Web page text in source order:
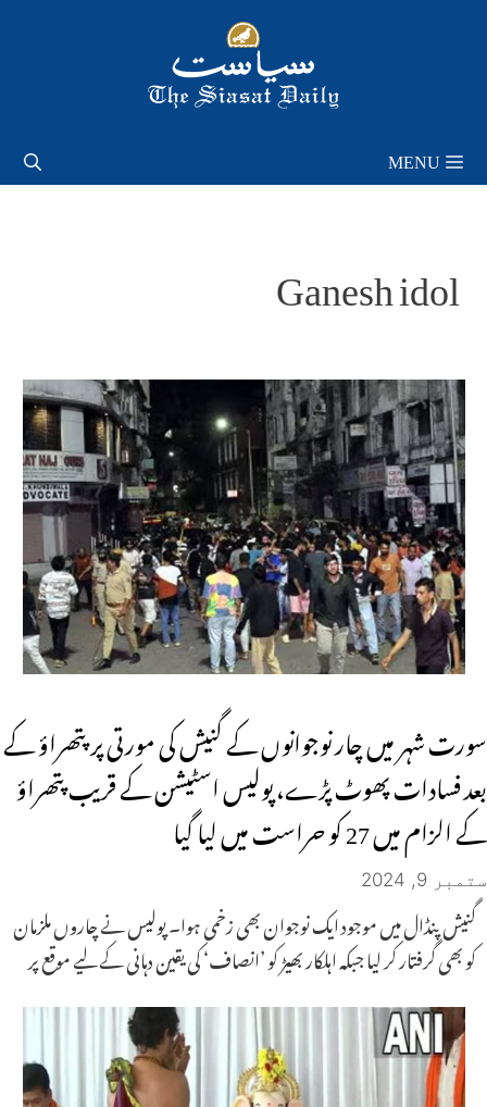
MENU
Ganesh idol
سورت شہر میں چار نوجوانوں کے گنیش کی مورتی پر پتھراؤ کے
بعد فسادات پھوٹ پڑے، پولیس اسٹیشن کے قریب پتھراؤ
کے الزام میں 27 کو حراست میں لیا گیا
ستمبر 9, 2024
گنیش پنڈال میں موجود ایک نوجوان بھی زخمی ہوا۔ پولیس نے چاروں ملزمان
کو بھی گرفتار کر لیا جبکہ اہلکار بھیڑ کو ’انصاف‘ کی یقین دہانی کے لیے موقع پر